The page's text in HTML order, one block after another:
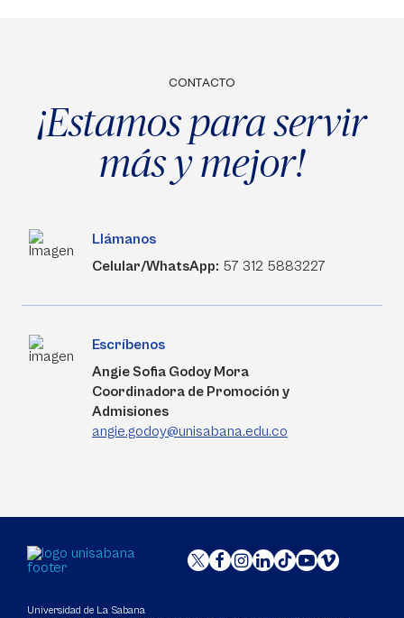
CONTACTO
¡Estamos para servir
más y mejor!
Llámanos
Celular/WhatsApp: 57 312 5883227
Escríbenos
Angie Sofia Godoy Mora
Coordinadora de Promoción y
Admisiones
angie.godoy@unisabana.edu.co
Universidad de La Sabana